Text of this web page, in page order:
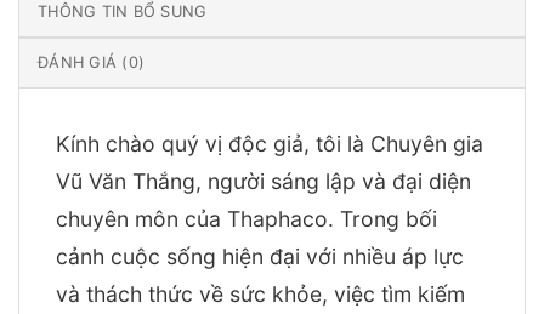
THÔNG TIN BỔ SUNG
ĐÁNH GIÁ (0)
Kính chào quý vị độc giả, tôi là Chuyên gia
Vũ Văn Thắng, người sáng lập và đại diện
chuyên môn của Thaphaco. Trong bối
cảnh cuộc sống hiện đại với nhiều áp lực
và thách thức về sức khỏe, việc tìm kiếm